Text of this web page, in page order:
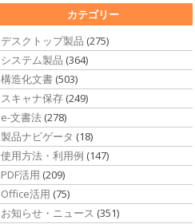
カテゴリー
デスクトップ製品 (275)
システム製品 (364)
構造化文書 (503)
スキャナ保存 (249)
e-文書法 (278)
製品ナビゲータ (18)
使用方法・利用例 (147)
PDF活用 (209)
Office活用 (75)
お知らせ・ニュース (351)